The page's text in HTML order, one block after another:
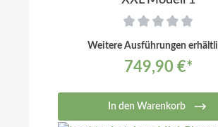
Weitere Ausführungen
749,90 €*
In den Warenkorb